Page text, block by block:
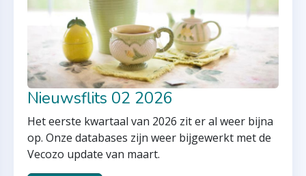
Nieuwsflits 02 2026
Het eerste kwartaal van 2026 zit er al weer bijna
op. Onze databases zijn weer bijgewerkt met de
Vecozo update van maart.